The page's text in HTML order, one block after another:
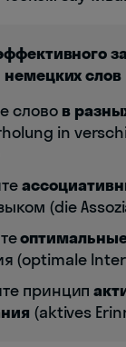
немецких слов
слово в
in
(die
(optimale
принцип
(aktives